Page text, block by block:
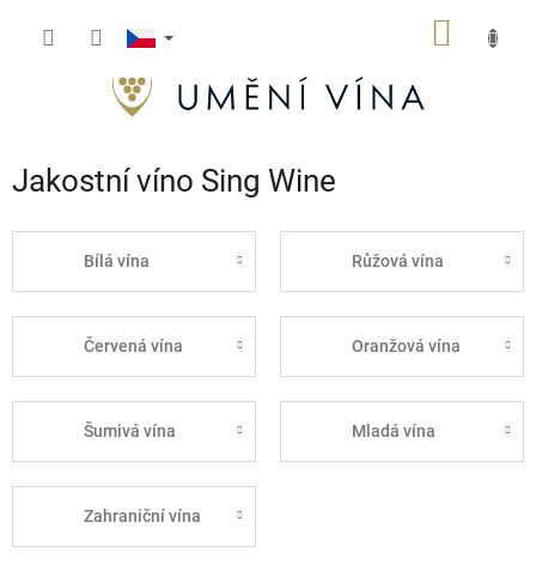
Jakostní víno Sing Wine
Bílá vína Růžová vína
Červená vína Oranžová vína
Šumivá vína Mladá vína
Zahraniční vína